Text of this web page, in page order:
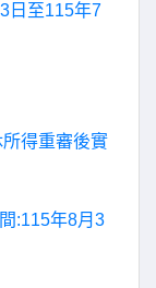
日至115年7
得重審後實
:115年8月3